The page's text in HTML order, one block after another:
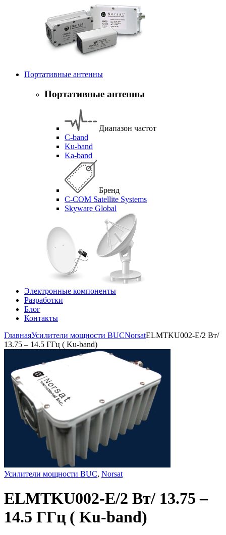
Портативные антенны
Портативные антенны
Диапазон частот
C-band
Ku-band
Ka-band
Бренд
C-COM Satellite Systems
Skyware Global
Электронные компоненты
Разработки
Блог
Контакты
ГлавнаяУсилители мощности BUCNorsatELMTKU002-E/2 Вт/
13.75 – 14.5 ГГц ( Ku-band)
Усилители мощности BUC, Norsat
ELMTKU002-E/2 Вт/ 13.75 –
14.5 ГГц ( Ku-band)